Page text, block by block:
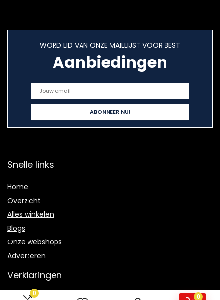
0
0
WORD LID VAN ONZE MAILLIJST VOOR BEST
Aanbiedingen
Snelle links
Home
Overzicht
Alles winkelen
Blogs
Onze webshops
Adverteren
Verklaringen
Privacybeleid